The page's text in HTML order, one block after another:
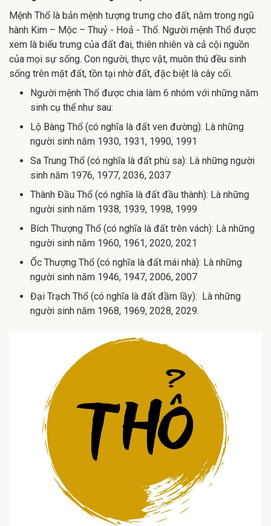
Mệnh Thổ là bản mệnh tượng trưng cho đất, nằm trong ngũ
hành Kim – Mộc – Thuỷ - Hoả - Thổ. Người mệnh Thổ được
xem là biểu trưng của đất đai, thiên nhiên và cả cội nguồn
của mọi sự sống. Con người, thực vật, muôn thú đều sinh
sống trên mặt đất, tồn tại nhờ đất, đặc biệt là cây cối.
Người mệnh Thổ được chia làm 6 nhóm với những năm
sinh cụ thể như sau:
Lộ Bàng Thổ (có nghĩa là đất ven đường): Là những
người sinh năm 1930, 1931, 1990, 1991
Sa Trung Thổ (có nghĩa là đất phù sa): Là những người
sinh năm 1976, 1977, 2036, 2037
Thành Đầu Thổ (có nghĩa là đất đầu thành): Là những
người sinh năm 1938, 1939, 1998, 1999
Bích Thượng Thổ (có nghĩa là đất trên vách): Là những
người sinh năm 1960, 1961, 2020, 2021
Ốc Thượng Thổ (có nghĩa là đất mái nhà): Là những
người sinh năm 1946, 1947, 2006, 2007
Đại Trạch Thổ (có nghĩa là đất đầm lầy): Là những
người sinh năm 1968, 1969, 2028, 2029.